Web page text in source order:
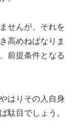
せんが、それを
高めねばなりま
前提条件となる
はりその人自身
駄目でしょう。